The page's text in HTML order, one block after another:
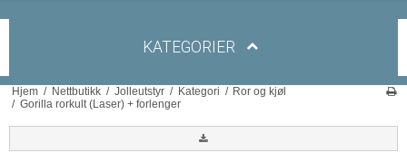
KATEGORIER
Hjem / Nettbutikk / Jolleutstyr / Kategori / Ror og kjøl
/ Gorilla rorkult (Laser) + forlenger